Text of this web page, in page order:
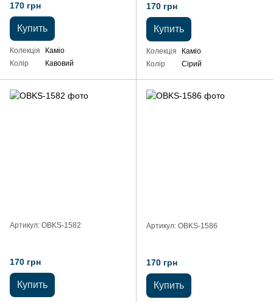
170 грн
Купить
Колекція
Каміо
Колір
Кавовий
170 грн
Купить
Колекція
Каміо
Колір
Сірий
Артикул: OBKS-1582
170 грн
Купить
Артикул: OBKS-1586
170 грн
Купить